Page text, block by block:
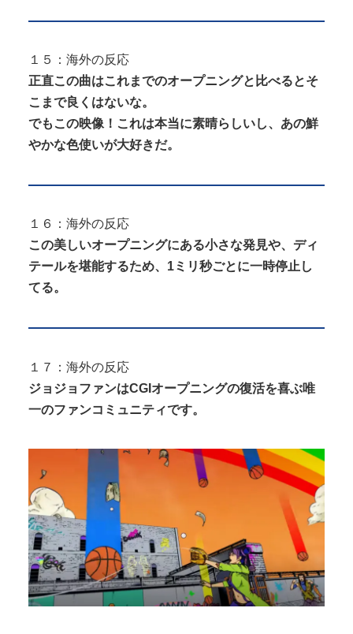
１５：海外の反応
正直この曲はこれまでのオープニングと比べるとそ
こまで良くはないな。
でもこの映像！これは本当に素晴らしいし、あの鮮
やかな色使いが大好きだ。
１６：海外の反応
この美しいオープニングにある小さな発見や、ディ
テールを堪能するため、1ミリ秒ごとに一時停止し
てる。
１７：海外の反応
ジョジョファンはCGIオープニングの復活を喜ぶ唯
一のファンコミュニティです。